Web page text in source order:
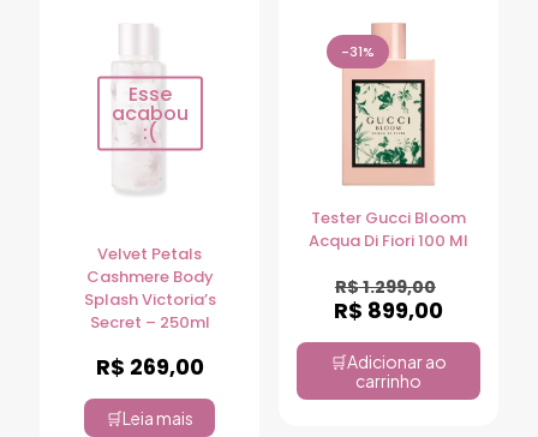
Esse
acabou
:(
Velvet Petals
Cashmere Body
Splash Victoria’s
Secret – 250ml
R$ 269,00
Leia mais
-31%
Tester Gucci Bloom
Acqua Di Fiori 100 Ml
R$1.299,00
R$ 899,00
Adicionar ao
carrinho